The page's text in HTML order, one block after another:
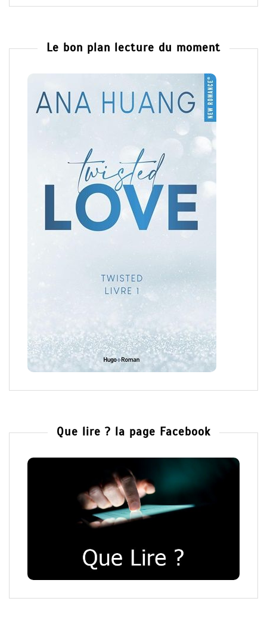
Le bon plan lecture du moment
Que lire ? la page Facebook